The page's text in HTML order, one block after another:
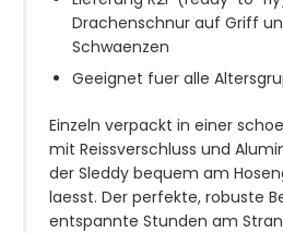
Drachenschnur auf Griff
Schwaenzen
Geeignet fuer alle
Einzeln verpackt in einer
mit Reissverschluss und
der Sleddy bequem am
laesst. Der perfekte, robuste
entspannte Stunden am